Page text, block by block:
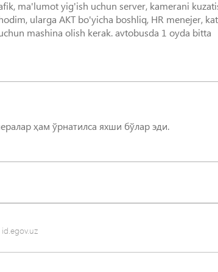
ma'lumot yig'ish uchun server, kamerani
ularga AKT bo'yicha boshliq, HR menejer,
mashina olish kerak. avtobusda 1 oyda bitta
ҳам ўрнатилса яхши бўлар эди.
id.egov.uz